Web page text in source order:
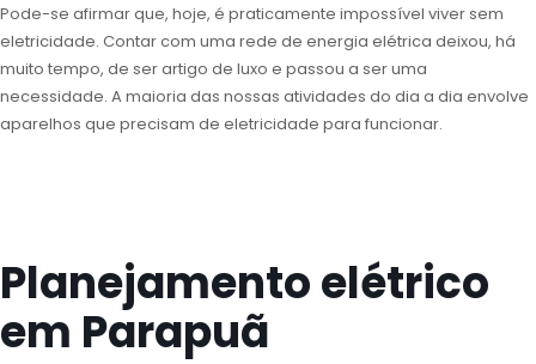
Pode-se afirmar que, hoje, é praticamente impossível viver sem
eletricidade. Contar com uma rede de energia elétrica deixou, há
muito tempo, de ser artigo de luxo e passou a ser uma
necessidade. A maioria das nossas atividades do dia a dia envolve
aparelhos que precisam de eletricidade para funcionar.
Planejamento elétrico
em Parapuã